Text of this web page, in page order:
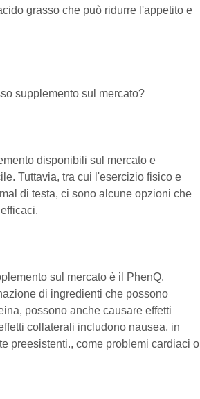
grasso che può ridurre l'appetito e
supplemento sul mercato?
disponibili sul mercato e
Tuttavia, tra cui l'esercizio fisico e
di testa, ci sono alcune opzioni che
sul mercato è il PhenQ.
di ingredienti che possono
possono anche causare effetti
collaterali includono nausea, in
preesistenti., come problemi cardiaci o